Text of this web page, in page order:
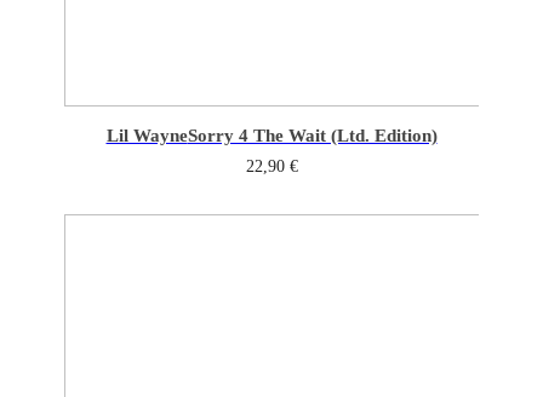
Lil WayneSorry 4 The Wait (Ltd. Edition)
22,90 €